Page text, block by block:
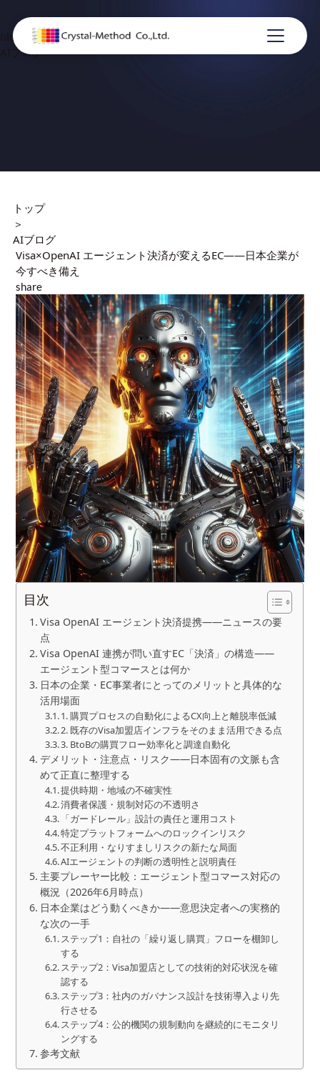
blog
AIブログ
トップ
＞
AIブログ
Visa×OpenAI エージェント決済が変えるEC——日本企業が
今すべき備え
share
目次
Visa OpenAI エージェント決済提携——ニュースの要
点
Visa OpenAI 連携が問い直すEC「決済」の構造——
エージェント型コマースとは何か
日本の企業・EC事業者にとってのメリットと具体的な
活用場面
1. 購買プロセスの自動化によるCX向上と離脱率低減
2. 既存のVisa加盟店インフラをそのまま活用できる点
3. BtoBの購買フロー効率化と調達自動化
デメリット・注意点・リスク——日本固有の文脈も含
めて正直に整理する
提供時期・地域の不確実性
消費者保護・規制対応の不透明さ
「ガードレール」設計の責任と運用コスト
特定プラットフォームへのロックインリスク
不正利用・なりすましリスクの新たな局面
AIエージェントの判断の透明性と説明責任
主要プレーヤー比較：エージェント型コマース対応の
概況（2026年6月時点）
日本企業はどう動くべきか——意思決定者への実務的
な次の一手
ステップ1：自社の「繰り返し購買」フローを棚卸し
する
ステップ2：Visa加盟店としての技術的対応状況を確
認する
ステップ3：社内のガバナンス設計を技術導入より先
行させる
ステップ4：公的機関の規制動向を継続的にモニタリ
ングする
参考文献